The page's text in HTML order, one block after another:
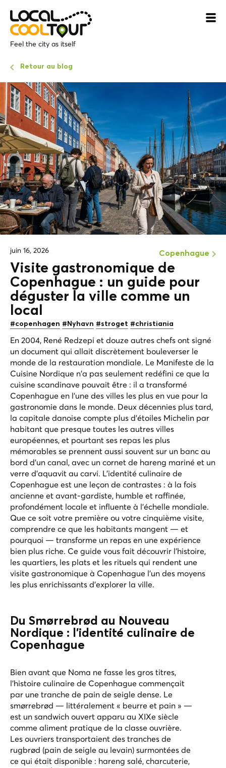
Feel the city as itself
Retour au blog
juin 16, 2026 Copenhague
Visite gastronomique de
Copenhague : un guide pour
déguster la ville comme un
local
#copenhagen #Nyhavn #stroget #christiania
En 2004, René Redzepi et douze autres chefs ont signé
un document qui allait discrètement bouleverser le
monde de la restauration mondiale. Le Manifeste de la
Cuisine Nordique n'a pas seulement redéfini ce que la
cuisine scandinave pouvait être : il a transformé
Copenhague en l'une des villes les plus en vue pour la
gastronomie dans le monde. Deux décennies plus tard,
la capitale danoise compte plus d'étoiles Michelin par
habitant que presque toutes les autres villes
européennes, et pourtant ses repas les plus
mémorables se prennent aussi souvent sur un banc au
bord d'un canal, avec un cornet de hareng mariné et un
verre d'aquavit au carvi. L'identité culinaire de
Copenhague est une leçon de contrastes : à la fois
ancienne et avant-gardiste, humble et raffinée,
profondément locale et influente à l’échelle mondiale.
Que ce soit votre première ou votre cinquième visite,
comprendre ce que les habitants mangent — et
pourquoi — transforme un repas en une expérience
bien plus riche. Ce guide vous fait découvrir l’histoire,
les quartiers, les plats et les rituels qui rendent une
visite gastronomique à Copenhague l’un des moyens
les plus enrichissants d’explorer la ville.
Du Smørrebrød au Nouveau
Nordique : l’identité culinaire de
Copenhague
Bien avant que Noma ne fasse les gros titres,
l’histoire culinaire de Copenhague commençait
par une tranche de pain de seigle dense. Le
smørrebrød — littéralement « beurre et pain » —
est un sandwich ouvert apparu au XIXe siècle
comme aliment pratique de la classe ouvrière.
Les ouvriers transportaient des tranches de
rugbrød (pain de seigle au levain) surmontées de
ce qui était disponible : hareng salé, charcuterie,